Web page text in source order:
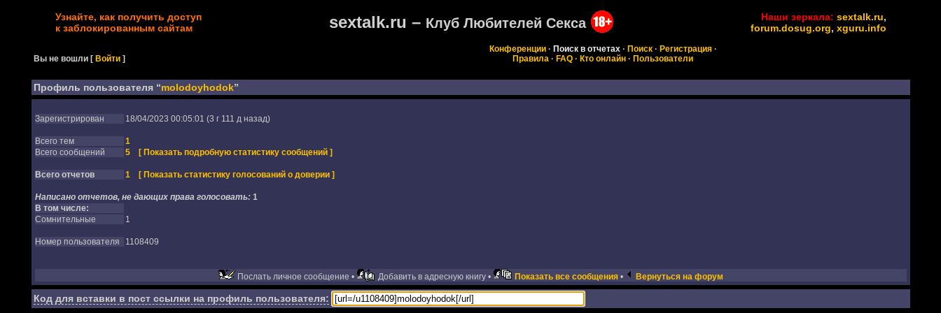
Узнайте, как получить доступ
к заблокированным сайтам
sextalk.ru – Клуб Любителей Секса Наши зеркала: sextalk.ru,
forum.dosug.org, xguru.info
Вы не вошли [Войти ]
Конференции· Поиск в отчетах· Поиск· Регистрация·
Правила · FAQ · Кто онлайн · Пользователи
Профиль пользователя “molodoyhodok”
Зарегистрирован 18/04/2023 00:05:01 (3 г 111 д назад)
Всего тем
1
Всего сообщений
5 [ Показать подробную статистику сообщений ]
Всего отчетов 1 [ Показать статистику голосований о доверии ]
Написано отчетов, не дающих права голосовать: 1
В том числе:
Сомнительные
1
Номер пользователя 1108409
Послать личное сообщение • Добавить в адресную книгу • Показать все сообщения• Вернуться на форум
Код для вставки в пост ссылки на профиль пользователя: